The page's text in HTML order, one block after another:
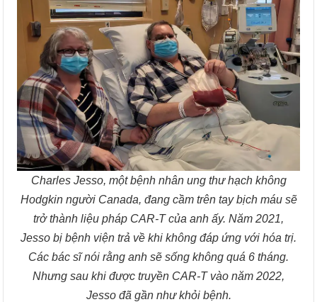
Charles Jesso, một bệnh nhân ung thư hạch không
Hodgkin người Canada, đang cầm trên tay bịch máu sẽ
trở thành liệu pháp CAR-T của anh ấy. Năm 2021,
Jesso bị bệnh viện trả về khi không đáp ứng với hóa trị.
Các bác sĩ nói rằng anh sẽ sống không quá 6 tháng.
Nhưng sau khi được truyền CAR-T vào năm 2022,
Jesso đã gần như khỏi bệnh.